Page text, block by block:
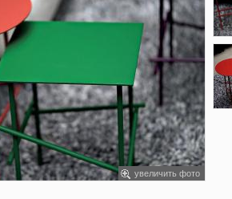
увеличить фото